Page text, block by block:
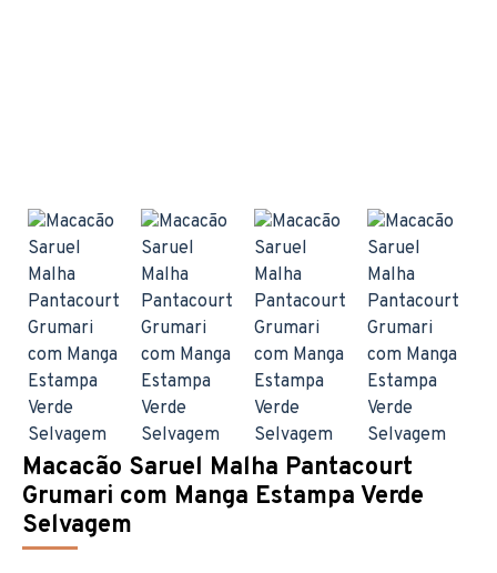
Macacão Saruel Malha Pantacourt
Grumari com Manga Estampa Verde
Selvagem